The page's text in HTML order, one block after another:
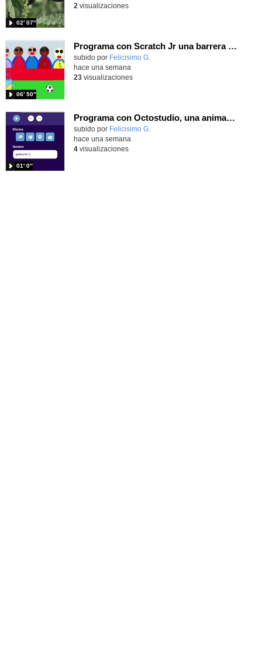
02′ 07″
2 visualizaciones
Programa con Scratch Jr una barrera que se desplaza para dar sensación de movimiento
Contenido educativo.
subido por Felicisimo G.
06′ 50″
hace una semana
23visualizaciones
Programa con Octostudio, una animación utilizando la cámara para una foto y audio y texto para comunicar.
Contenido educativo.
subido por Felicisimo G.
01′ 0″
hace una semana
4visualizaciones